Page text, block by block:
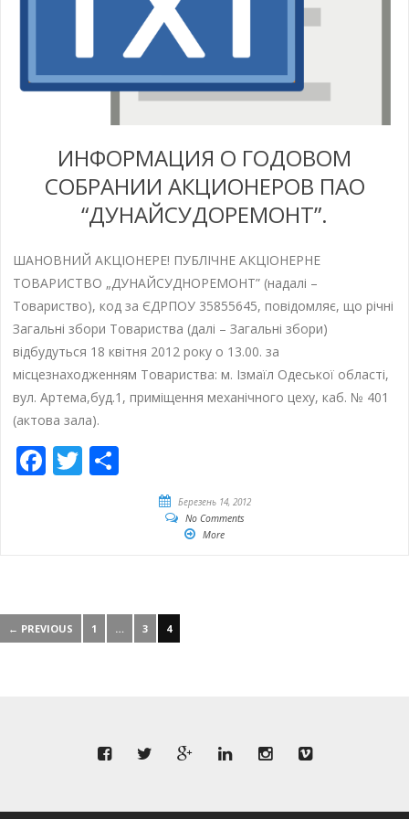
ИНФОРМАЦИЯ О ГОДОВОМ
СОБРАНИИ АКЦИОНЕРОВ ПАО
“ДУНАЙСУДОРЕМОНТ”.
ШАНОВНИЙ АКЦІОНЕРЕ! ПУБЛІЧНЕ АКЦІОНЕРНЕ
ТОВАРИСТВО „ДУНАЙСУДНОРЕМОНТ” (надалі –
Товариство), код за ЄДРПОУ 35855645, повідомляє, що річні
Загальні збори Товариства (далі – Загальні збори)
відбудуться 18 квітня 2012 року о 13.00. за
місцезнаходженням Товариства: м. Ізмаїл Одеської області,
вул. Артема,буд.1, приміщення механічного цеху, каб. № 401
(актова зала).
Facebook
Twitter
Березень 14, 2012
No Comments
More
← PREVIOUS 1 … 3 4